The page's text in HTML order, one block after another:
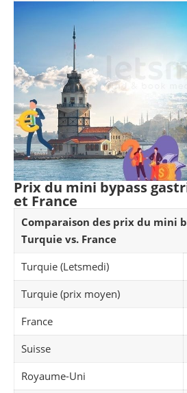
Prix du mini bypass
et France
Comparaison des prix du mini
Turquie vs. France
Turquie (Letsmedi)
Turquie (prix moyen)
France
Suisse
Royaume-Uni